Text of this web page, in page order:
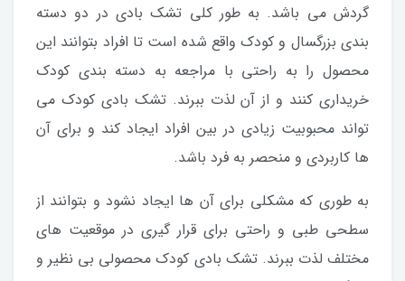
گردش می باشد. به طور کلی تشک بادی در دو دسته
بندی بزرگسال و کودک واقع شده است تا افراد بتوانند این
محصول را به راحتی با مراجعه به دسته بندی کودک
خریداری کنند و از آن لذت ببرند. تشک بادی کودک می
تواند محبوبیت زیادی در بین افراد ایجاد کند و برای آن
ها کاربردی و منحصر به فرد باشد.
به طوری که مشکلی برای آن ها ایجاد نشود و بتوانند از
سطحی طبی و راحتی برای قرار گیری در موقعیت های
مختلف لذت ببرند. تشک بادی کودک محصولی بی نظیر و